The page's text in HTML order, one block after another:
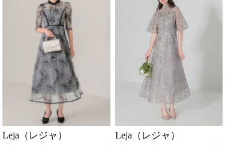
Leja（レジャ） Leja（レジャ）